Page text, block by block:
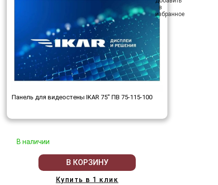
Панель для видеостены IKAR 75" ПВ 75-115-100
В наличии
В КОРЗИНУ
Купить в 1 клик